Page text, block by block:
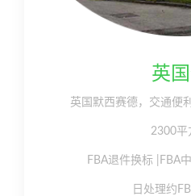
英
英国默西赛德，交通便
2300平
FBA退件换标 |FBA
日处理约